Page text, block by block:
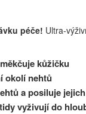
péče! Ultra-
kůžičku
okolí nehtů
a posiluje
vyživují do